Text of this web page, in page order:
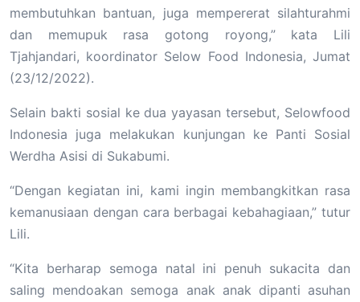
membutuhkan bantuan, juga mempererat silahturahmi
dan memupuk rasa gotong royong,” kata Lili
Tjahjandari, koordinator Selow Food Indonesia, Jumat
(23/12/2022).
Selain bakti sosial ke dua yayasan tersebut, Selowfood
Indonesia juga melakukan kunjungan ke Panti Sosial
Werdha Asisi di Sukabumi.
“Dengan kegiatan ini, kami ingin membangkitkan rasa
kemanusiaan dengan cara berbagai kebahagiaan,” tutur
Lili.
“Kita berharap semoga natal ini penuh sukacita dan
saling mendoakan semoga anak anak dipanti asuhan